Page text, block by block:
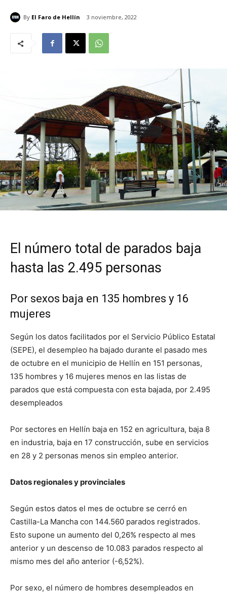
By El Faro de Hellín 3 noviembre, 2022
El número total de parados baja
hasta las 2.495 personas
Por sexos baja en 135 hombres y 16
mujeres
Según los datos facilitados por el Servicio Público Estatal
(SEPE), el desempleo ha bajado durante el pasado mes
de octubre en el municipio de Hellín en 151 personas,
135 hombres y 16 mujeres menos en las listas de
parados que está compuesta con esta bajada, por 2.495
desempleados
Por sectores en Hellín baja en 152 en agricultura, baja 8
en industria, baja en 17 construcción, sube en servicios
en 28 y 2 personas menos sin empleo anterior.
Datos regionales y provinciales
Según estos datos el mes de octubre se cerró en
Castilla-La Mancha con 144.560 parados registrados.
Esto supone un aumento del 0,26% respecto al mes
anterior y un descenso de 10.083 parados respecto al
mismo mes del año anterior (-6,52%).
Por sexo, el número de hombres desempleados en